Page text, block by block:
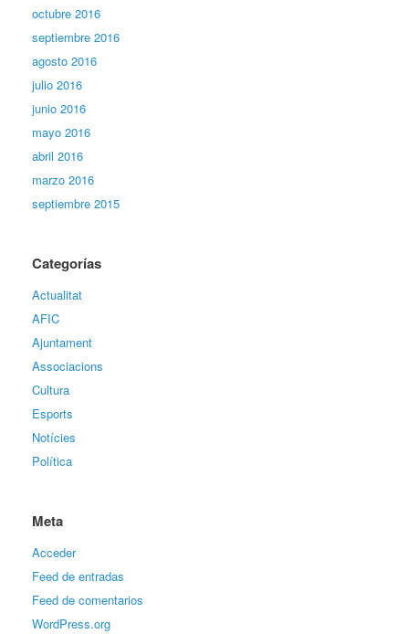
octubre 2016
septiembre 2016
agosto 2016
julio 2016
junio 2016
mayo 2016
abril 2016
marzo 2016
septiembre 2015
Categorías
Actualitat
AFIC
Ajuntament
Associacions
Cultura
Esports
Notícies
Política
Meta
Acceder
Feed de entradas
Feed de comentarios
WordPress.org